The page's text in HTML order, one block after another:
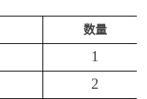
数量
1
2